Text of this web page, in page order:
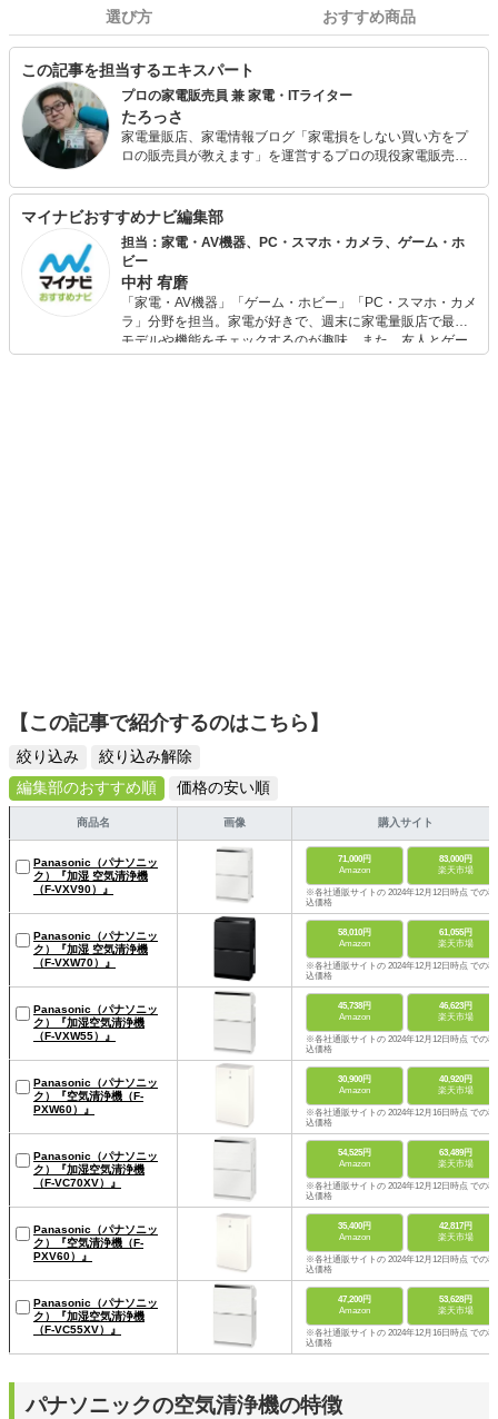
選び方 おすすめ商品
この記事を担当するエキスパート
プロの家電販売員 兼 家電・ITライター
たろっさ
家電量販店、家電情報ブログ「家電損をしない買い方をプ
ロの販売員が教えます」を運営するプロの現役家電販売
ルバイトを経てそのまま家電量販店の道へと進んで15年
弱。 個人で年間2億円を売り上げ、数々の法人内コンテス
ト等で表彰された経験を持っています。 家電アドバイザー
の資格を有し、家電と名の付く物全てに精通しています。
家電で分からないことはありません。 現在は家電ライター
の業務も通して「全ての人が平等に良い家電に巡り会える
機会の提供」に尽力しています。
マイナビおすすめナビ編集部
担当：家電・AV機器、PC・スマホ・カメラ、ゲーム・ホ
ビー
中村 宥磨
「家電・AV機器」「ゲーム・ホビー」「PC・スマホ・カメ
ラ」分野を担当。家電が好きで、週末に家電量販店で最新
モデルや機能をチェックするのが趣味。また、友人とゲー
ムを楽しみながら、新作タイトルやイベント情報もいち早
【この記事で紹介するのはこちら】
絞り込み
絞り込み解除
編集部のおすすめ順
価格の安い順
商品名 画像 購入サイト
Panasonic（パナソニッ
ク）『加湿 空気清浄機
（F-VXV90）』
71,000円
Amazon
83,000円
楽天市場
※各社通販サイトの 2024年12月12日時点 での税
込価格
Panasonic（パナソニッ
ク）『加湿 空気清浄機
（F-VXW70）』
58,010円
Amazon
61,055円
楽天市場
※各社通販サイトの 2024年12月12日時点 での税
込価格
Panasonic（パナソニッ
ク）『加湿空気清浄機
（F-VXW55）』
45,738円
Amazon
46,623円
楽天市場
※各社通販サイトの 2024年12月12日時点 での税
込価格
Panasonic（パナソニッ
ク）『空気清浄機（F-
PXW60）』
30,900円
Amazon
40,920円
楽天市場
※各社通販サイトの 2024年12月16日時点 での税
込価格
Panasonic（パナソニッ
ク）『加湿空気清浄機
（F-VC70XV）』
54,525円
Amazon
63,489円
楽天市場
※各社通販サイトの 2024年12月12日時点 での税
込価格
Panasonic（パナソニッ
ク）『空気清浄機（F-
PXV60）』
35,400円
Amazon
42,817円
楽天市場
※各社通販サイトの 2024年12月12日時点 での税
込価格
Panasonic（パナソニッ
ク）『加湿空気清浄機
（F-VC55XV）』
47,200円
Amazon
53,628円
楽天市場
※各社通販サイトの 2024年12月16日時点 での税
込価格
パナソニックの空気清浄機の特徴